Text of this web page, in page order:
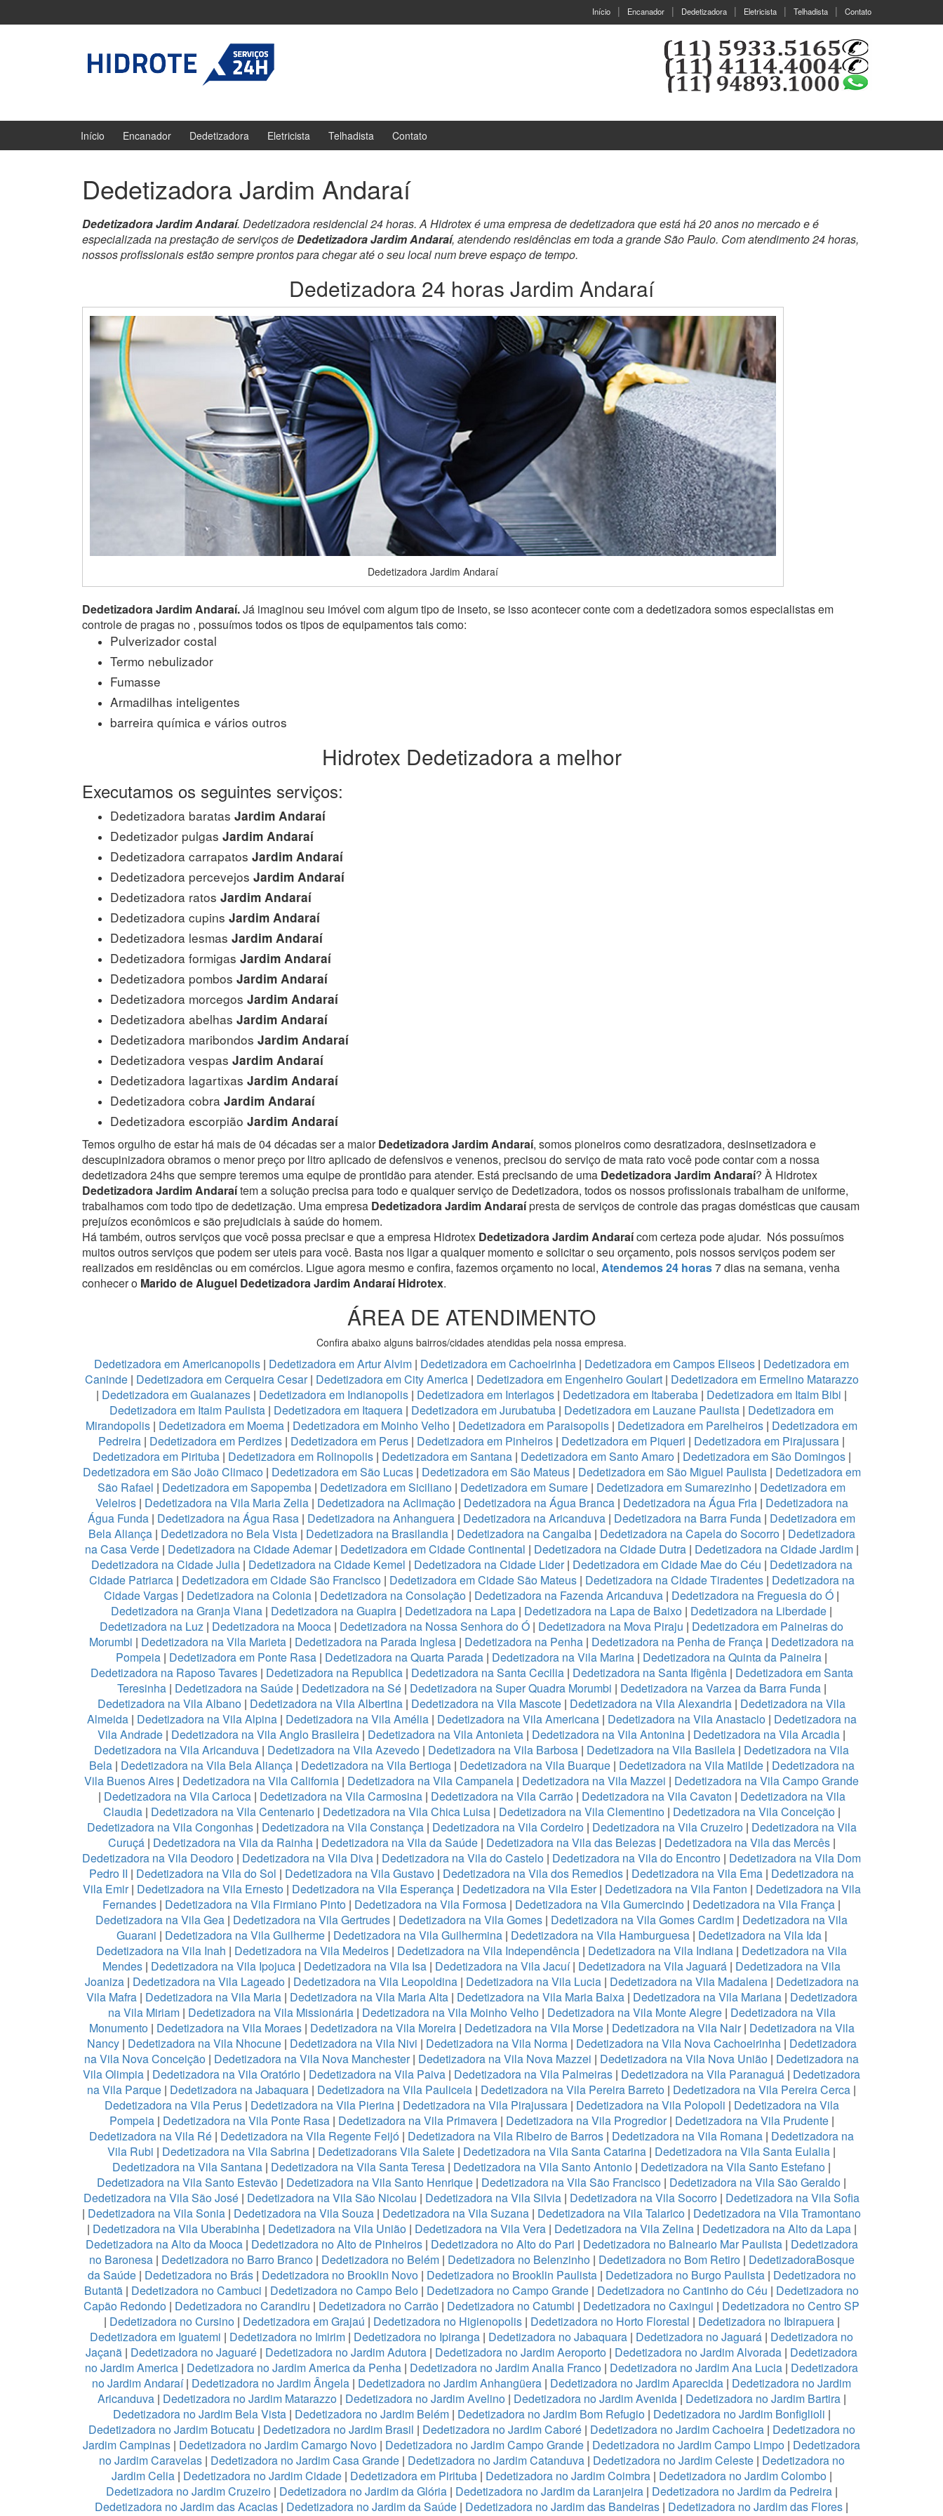
Início Encanador Dedetizadora Eletricista Telhadista Contato
Início Encanador Dedetizadora Eletricista Telhadista Contato
Dedetizadora Jardim Andaraí
Dedetizadora Jardim Andaraí. Dedetizadora residencial 24 horas. A Hidrotex é uma empresa de dedetizadora que está há 20 anos no mercado e é
especializada na prestação de serviços deDedetizadora Jardim Andaraí, atendendo residências em toda a grande São Paulo. Com atendimento 24 horas,
nossos profissionais estão sempre prontos para chegar até o seu local num breve espaço de tempo.
Dedetizadora 24 horas Jardim Andaraí
Dedetizadora Jardim Andaraí
Dedetizadora Jardim Andaraí.Já imaginou seu imóvel com algum tipo de inseto, se isso acontecer conte com a dedetizadora somos especialistas em
controle de pragas no , possuímos todos os tipos de equipamentos tais como:
Pulverizador costal
Termo nebulizador
Fumasse
Armadilhas inteligentes
barreira química e vários outros
Hidrotex Dedetizadora a melhor
Executamos os seguintes serviços:
Dedetizadora baratas Jardim Andaraí
Dedetizador pulgas Jardim Andaraí
Dedetizadora carrapatos Jardim Andaraí
Dedetizadora percevejos Jardim Andaraí
Dedetizadora ratos Jardim Andaraí
Dedetizadora cupins Jardim Andaraí
Dedetizadora lesmas Jardim Andaraí
Dedetizadora formigas Jardim Andaraí
Dedetizadora pombos Jardim Andaraí
Dedetizadora morcegos Jardim Andaraí
Dedetizadora abelhas Jardim Andaraí
Dedetizadora maribondos Jardim Andaraí
Dedetizadora vespas Jardim Andaraí
Dedetizadora lagartixas Jardim Andaraí
Dedetizadora cobra Jardim Andaraí
Dedetizadora escorpião Jardim Andaraí
Temos orgulho de estar há mais de 04 décadas ser a maiorDedetizadora Jardim Andaraí, somos pioneiros como desratizadora, desinsetizadora e
descupinizadora obramos o menor preço por litro aplicado de defensivos e venenos, precisou do serviço de mata rato você pode contar com a nossa
dedetizadora 24hs que sempre teremos uma equipe de prontidão para atender. Está precisando de uma Dedetizadora Jardim Andaraí? À Hidrotex
Dedetizadora Jardim Andaraítem a solução precisa para todo e qualquer serviço de Dedetizadora, todos os nossos profissionais trabalham de uniforme,
trabalhamos com todo tipo de dedetização. Uma empresa Dedetizadora Jardim Andaraípresta de serviços de controle das pragas domésticas que causam
prejuízos econômicos e são prejudiciais à saúde do homem.
Há também, outros serviços que você possa precisar e que a empresa Hidrotex Dedetizadora Jardim Andaraícom certeza pode ajudar. Nós possuímos
muitos outros serviços que podem ser uteis para você. Basta nos ligar a qualquer momento e solicitar o seu orçamento, pois nossos serviços podem ser
realizados em residências ou em comércios. Ligue agora mesmo e confira, fazemos orçamento no local, Atendemos 24 horas7 dias na semana, venha
conhecer o Marido de Aluguel Dedetizadora Jardim Andaraí Hidrotex.
ÁREA DE ATENDIMENTO
Confira abaixo alguns bairros/cidades atendidas pela nossa empresa.
Dedetizadora em Americanopolis | Dedetizadora em Artur Alvim | Dedetizadora em Cachoeirinha | Dedetizadora em Campos Eliseos | Dedetizadora em
Caninde| Dedetizadora em Cerqueira Cesar| Dedetizadora em City America | Dedetizadora em Engenheiro Goulart | Dedetizadora em Ermelino Matarazzo
| Dedetizadora em Guaianazes | Dedetizadora em Indianopolis | Dedetizadora em Interlagos | Dedetizadora em Itaberaba | Dedetizadora em Itaim Bibi |
Dedetizadora em Itaim Paulista | Dedetizadora em Itaquera | Dedetizadora em Jurubatuba | Dedetizadora em Lauzane Paulista | Dedetizadora em
Mirandopolis | Dedetizadora em Moema | Dedetizadora em Moinho Velho | Dedetizadora em Paraisopolis | Dedetizadora em Parelheiros | Dedetizadora em
Pedreira | Dedetizadora em Perdizes | Dedetizadora em Perus | Dedetizadora em Pinheiros | Dedetizadora em Piqueri | Dedetizadora em Pirajussara |
Dedetizadora em Pirituba| Dedetizadora em Rolinopolis| Dedetizadora em Santana| Dedetizadora em Santo Amaro| Dedetizadora em São Domingos|
Dedetizadora em São João Climaco| Dedetizadora em São Lucas| Dedetizadora em São Mateus | Dedetizadora em São Miguel Paulista| Dedetizadora em
São Rafael | Dedetizadora em Sapopemba | Dedetizadora em Siciliano | Dedetizadora em Sumare | Dedetizadora em Sumarezinho | Dedetizadora em
Veleiros| Dedetizadora na Vila Maria Zelia| Dedetizadora na Aclimação| Dedetizadora na Água Branca| Dedetizadora na Água Fria| Dedetizadora na
Água Funda | Dedetizadora na Água Rasa | Dedetizadora na Anhanguera | Dedetizadora na Aricanduva | Dedetizadora na Barra Funda | Dedetizadora em
Bela Aliança | Dedetizadora no Bela Vista| Dedetizadora na Brasilandia| Dedetizadora na Cangaiba| Dedetizadora na Capela do Socorro | Dedetizadora
na Casa Verde| Dedetizadora na Cidade Ademar| Dedetizadora em Cidade Continental | Dedetizadora na Cidade Dutra | Dedetizadora na Cidade Jardim|
Dedetizadora na Cidade Julia | Dedetizadora na Cidade Kemel | Dedetizadora na Cidade Lider| Dedetizadora em Cidade Mae do Céu | Dedetizadora na
Cidade Patriarca| Dedetizadora em Cidade São Francisco | Dedetizadora em Cidade São Mateus| Dedetizadora na Cidade Tiradentes| Dedetizadora na
Cidade Vargas | Dedetizadora na Colonia | Dedetizadora na Consolação | Dedetizadora na Fazenda Aricanduva | Dedetizadora na Freguesia do Ó |
Dedetizadora na Granja Viana | Dedetizadora na Guapira | Dedetizadora na Lapa | Dedetizadora na Lapa de Baixo | Dedetizadora na Liberdade |
Dedetizadora na Luz | Dedetizadora na Mooca | Dedetizadora na Nossa Senhora do Ó | Dedetizadora na Mova Piraju | Dedetizadora em Paineiras do
Morumbi | Dedetizadora na Vila Marieta | Dedetizadora na Parada Inglesa | Dedetizadora na Penha | Dedetizadora na Penha de França | Dedetizadora na
Pompeia | Dedetizadora em Ponte Rasa | Dedetizadora na Quarta Parada | Dedetizadora na Vila Marina | Dedetizadora na Quinta da Paineira |
Dedetizadora na Raposo Tavares| Dedetizadora na Republica| Dedetizadora na Santa Cecilia| Dedetizadora na Santa Ifigênia | Dedetizadora em Santa
Teresinha| Dedetizadora na Saúde| Dedetizadora na Sé| Dedetizadora na Super Quadra Morumbi | Dedetizadora na Varzea da Barra Funda|
Dedetizadora na Vila Albano | Dedetizadora na Vila Albertina | Dedetizadora na Vila Mascote | Dedetizadora na Vila Alexandria | Dedetizadora na Vila
Almeida | Dedetizadora na Vila Alpina | Dedetizadora na Vila Amélia | Dedetizadora na Vila Americana| Dedetizadora na Vila Anastacio| Dedetizadora na
Vila Andrade | Dedetizadora na Vila Anglo Brasileira | Dedetizadora na Vila Antonieta | Dedetizadora na Vila Antonina | Dedetizadora na Vila Arcadia |
Dedetizadora na Vila Aricanduva | Dedetizadora na Vila Azevedo | Dedetizadora na Vila Barbosa | Dedetizadora na Vila Basileia | Dedetizadora na Vila
Bela| Dedetizadora na Vila Bela Aliança| Dedetizadora na Vila Bertioga| Dedetizadora na Vila Buarque| Dedetizadora na Vila Matilde| Dedetizadora na
Vila Buenos Aires | Dedetizadora na Vila California | Dedetizadora na Vila Campanela | Dedetizadora na Vila Mazzei | Dedetizadora na Vila Campo Grande
| Dedetizadora na Vila Carioca| Dedetizadora na Vila Carmosina| Dedetizadora na Vila Carrão| Dedetizadora na Vila Cavaton | Dedetizadora na Vila
Claudia| Dedetizadora na Vila Centenario| Dedetizadora na Vila Chica Luisa | Dedetizadora na Vila Clementino| Dedetizadora na Vila Conceição|
Dedetizadora na Vila Congonhas| Dedetizadora na Vila Constança| Dedetizadora na Vila Cordeiro| Dedetizadora na Vila Cruzeiro | Dedetizadora na Vila
Curuçá | Dedetizadora na Vila da Rainha | Dedetizadora na Vila da Saúde| Dedetizadora na Vila das Belezas| Dedetizadora na Vila das Mercês|
Dedetizadora na Vila Deodoro | Dedetizadora na Vila Diva | Dedetizadora na Vila do Castelo | Dedetizadora na Vila do Encontro | Dedetizadora na Vila Dom
Pedro II | Dedetizadora na Vila do Sol | Dedetizadora na Vila Gustavo | Dedetizadora na Vila dos Remedios | Dedetizadora na Vila Ema | Dedetizadora na
Vila Emir| Dedetizadora na Vila Ernesto| Dedetizadora na Vila Esperança| Dedetizadora na Vila Ester| Dedetizadora na Vila Fanton | Dedetizadora na Vila
Fernandes | Dedetizadora na Vila Firmiano Pinto | Dedetizadora na Vila Formosa | Dedetizadora na Vila Gumercindo | Dedetizadora na Vila França |
Dedetizadora na Vila Gea | Dedetizadora na Vila Gertrudes | Dedetizadora na Vila Gomes | Dedetizadora na Vila Gomes Cardim | Dedetizadora na Vila
Guarani | Dedetizadora na Vila Guilherme| Dedetizadora na Vila Guilhermina| Dedetizadora na Vila Hamburguesa| Dedetizadora na Vila Ida|
Dedetizadora na Vila Inah | Dedetizadora na Vila Medeiros | Dedetizadora na Vila Independência | Dedetizadora na Vila Indiana | Dedetizadora na Vila
Mendes | Dedetizadora na Vila Ipojuca | Dedetizadora na Vila Isa | Dedetizadora na Vila Jacuí| Dedetizadora na Vila Jaguará | Dedetizadora na Vila
Joaniza| Dedetizadora na Vila Lageado| Dedetizadora na Vila Leopoldina| Dedetizadora na Vila Lucia| Dedetizadora na Vila Madalena| Dedetizadora na
Vila Mafra | Dedetizadora na Vila Maria| Dedetizadora na Vila Maria Alta| Dedetizadora na Vila Maria Baixa| Dedetizadora na Vila Mariana| Dedetizadora
na Vila Miriam| Dedetizadora na Vila Missionária| Dedetizadora na Vila Moinho Velho| Dedetizadora na Vila Monte Alegre| Dedetizadora na Vila
Monumento| Dedetizadora na Vila Moraes| Dedetizadora na Vila Moreira| Dedetizadora na Vila Morse| Dedetizadora na Vila Nair| Dedetizadora na Vila
Nancy| Dedetizadora na Vila Nhocune| Dedetizadora na Vila Nivi | Dedetizadora na Vila Norma| Dedetizadora na Vila Nova Cachoeirinha| Dedetizadora
na Vila Nova Conceição | Dedetizadora na Vila Nova Manchester| Dedetizadora na Vila Nova Mazzei | Dedetizadora na Vila Nova União | Dedetizadora na
Vila Olimpia | Dedetizadora na Vila Oratório | Dedetizadora na Vila Paiva | Dedetizadora na Vila Palmeiras | Dedetizadora na Vila Paranaguá | Dedetizadora
na Vila Parque | Dedetizadora na Jabaquara | Dedetizadora na Vila Pauliceia | Dedetizadora na Vila Pereira Barreto | Dedetizadora na Vila Pereira Cerca |
Dedetizadora na Vila Perus| Dedetizadora na Vila Pierina| Dedetizadora na Vila Pirajussara| Dedetizadora na Vila Polopoli | Dedetizadora na Vila
Pompeia| Dedetizadora na Vila Ponte Rasa| Dedetizadora na Vila Primavera| Dedetizadora na Vila Progredior| Dedetizadora na Vila Prudente|
Dedetizadora na Vila Ré | Dedetizadora na Vila Regente Feijó | Dedetizadora na Vila Ribeiro de Barros | Dedetizadora na Vila Romana | Dedetizadora na
Vila Rubi | Dedetizadora na Vila Sabrina | Dedetizadorans Vila Salete | Dedetizadora na Vila Santa Catarina | Dedetizadora na Vila Santa Eulalia |
Dedetizadora na Vila Santana | Dedetizadora na Vila Santa Teresa | Dedetizadora na Vila Santo Antonio | Dedetizadora na Vila Santo Estefano |
Dedetizadora na Vila Santo Estevão | Dedetizadora na Vila Santo Henrique | Dedetizadora na Vila São Francisco | Dedetizadora na Vila São Geraldo |
Dedetizadora na Vila São José | Dedetizadora na Vila São Nicolau | Dedetizadora na Vila Silvia | Dedetizadora na Vila Socorro | Dedetizadora na Vila Sofia
| Dedetizadora na Vila Sonia | Dedetizadora na Vila Souza | Dedetizadora na Vila Suzana | Dedetizadora na Vila Talarico | Dedetizadora na Vila Tramontano
| Dedetizadora na Vila Uberabinha| Dedetizadora na Vila União| Dedetizadora na Vila Vera| Dedetizadora na Vila Zelina| Dedetizadora na Alto da Lapa|
Dedetizadora na Alto da Mooca| Dedetizadora no Alto de Pinheiros| Dedetizadora no Alto do Pari | Dedetizadora no Balneario Mar Paulista| Dedetizadora
no Baronesa| Dedetizadora no Barro Branco| Dedetizadora no Belém| Dedetizadora no Belenzinho| Dedetizadora no Bom Retiro| DedetizadoraBosque
da Saúde| Dedetizadora no Brás| Dedetizadora no Brooklin Novo| Dedetizadora no Brooklin Paulista| Dedetizadora no Burgo Paulista| Dedetizadora no
Butantã | Dedetizadora no Cambuci | Dedetizadora no Campo Belo | Dedetizadora no Campo Grande | Dedetizadora no Cantinho do Céu | Dedetizadora no
Capão Redondo | Dedetizadora no Carandiru | Dedetizadora no Carrão | Dedetizadora no Catumbi | Dedetizadora no Caxingui | Dedetizadora no Centro SP
| Dedetizadora no Cursino| Dedetizadora em Grajaú | Dedetizadora no Higienopolis| Dedetizadora no Horto Florestal | Dedetizadora no Ibirapuera|
Dedetizadora em Iguatemi | Dedetizadora no Imirim | Dedetizadora no Ipiranga | Dedetizadora no Jabaquara | Dedetizadora no Jaguará | Dedetizadora no
Jaçanã | Dedetizadora no Jaguaré | Dedetizadora no Jardim Adutora | Dedetizadora no Jardim Aeroporto | Dedetizadora no Jardim Alvorada | Dedetizadora
no Jardim America | Dedetizadora no Jardim America da Penha | Dedetizadora no Jardim Analia Franco | Dedetizadora no Jardim Ana Lucia | Dedetizadora
no Jardim Andaraí| Dedetizadora no Jardim Ângela | Dedetizadora no Jardim Anhangüera | Dedetizadora no Jardim Aparecida | Dedetizadora no Jardim
Aricanduva| Dedetizadora no Jardim Matarazzo| Dedetizadora no Jardim Avelino| Dedetizadora no Jardim Avenida| Dedetizadora no Jardim Bartira|
Dedetizadora no Jardim Bela Vista| Dedetizadora no Jardim Belém| Dedetizadora no Jardim Bom Refugio| Dedetizadora no Jardim Bonfiglioli |
Dedetizadora no Jardim Botucatu | Dedetizadora no Jardim Brasil | Dedetizadora no Jardim Caboré| Dedetizadora no Jardim Cachoeira| Dedetizadora no
Jardim Campinas | Dedetizadora no Jardim Camargo Novo | Dedetizadora no Jardim Campo Grande | Dedetizadora no Jardim Campo Limpo | Dedetizadora
no Jardim Caravelas| Dedetizadora no Jardim Casa Grande| Dedetizadora no Jardim Catanduva| Dedetizadora no Jardim Celeste| Dedetizadora no
Jardim Celia| Dedetizadora no Jardim Cidade| Dedetizadora em Pirituba| Dedetizadora no Jardim Coimbra| Dedetizadora no Jardim Colombo|
Dedetizadora no Jardim Cruzeiro| Dedetizadora no Jardim da Glória| Dedetizadora no Jardim da Laranjeira| Dedetizadora no Jardim da Pedreira|
Dedetizadora no Jardim das Acacias | Dedetizadora no Jardim da Saúde | Dedetizadora no Jardim das Bandeiras | Dedetizadora no Jardim das Flores |